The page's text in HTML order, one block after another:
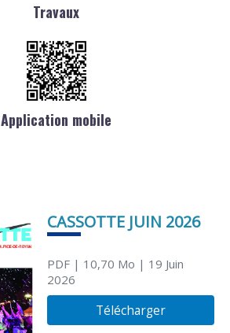
Travaux
Application mobile
CASSOTTE JUIN 2026
PDF| 10,70 Mo | 19 Juin
2026
Télécharger